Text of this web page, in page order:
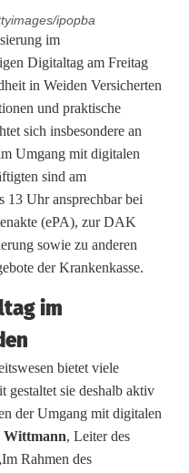
ipopba
im
Digitaltag am Freitag
in Weiden Versicherten
und praktische
sich insbesondere an
Umgang mit digitalen
sind am
13 Uhr ansprechbar bei
(ePA), zur DAK
sowie zu anderen
der Krankenkasse.
im
bietet viele
sie deshalb aktiv
der Umgang mit digitalen
Wittmann, Leiter des
Rahmen des